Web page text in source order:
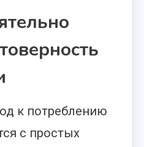
к потреблению
с простых